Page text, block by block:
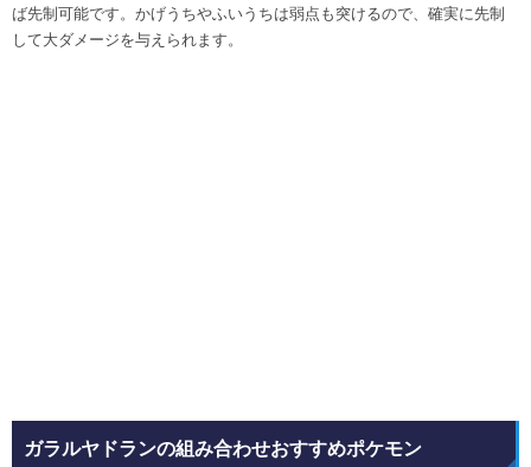
ば先制可能です。かげうちやふいうちは弱点も突けるので、確実に先制
して大ダメージを与えられます。
ガラルヤドランの組み合わせおすすめポケモン